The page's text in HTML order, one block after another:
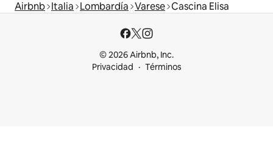
Airbnb Italia Lombardía Varese Cascina Elisa
© 2026 Airbnb, Inc.
Privacidad
Términos